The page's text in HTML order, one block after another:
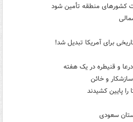
کشورهای منطقه تأمین شود
برای آمریکا تبدیل شد!
و خائن
را پایین کشیدند
سعودی